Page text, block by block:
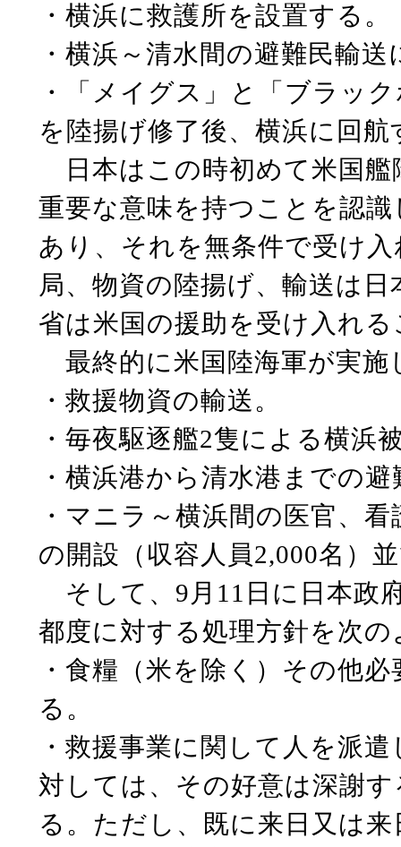
・横浜に救護所を設置する。
・横浜～清水間の避難民輸
・「メイグス」と「ブラッ
を陸揚げ修了後、横浜に回航
日本はこの時初めて米国艦
重要な意味を持つことを認
あり、それを無条件で受け
局、物資の陸揚げ、輸送は
省は米国の援助を受け入れ
最終的に米国陸海軍が実施
・救援物資の輸送。
・毎夜駆逐艦2隻による横浜
・横浜港から清水港までの
・マニラ～横浜間の医官、
の開設（収容人員2,000名）
そして、9月11日に日本政
都度に対する処理方針を次
・食糧（米を除く）その他
る。
・救援事業に関して人を派
対しては、その好意は深謝
る。ただし、既に来日又は